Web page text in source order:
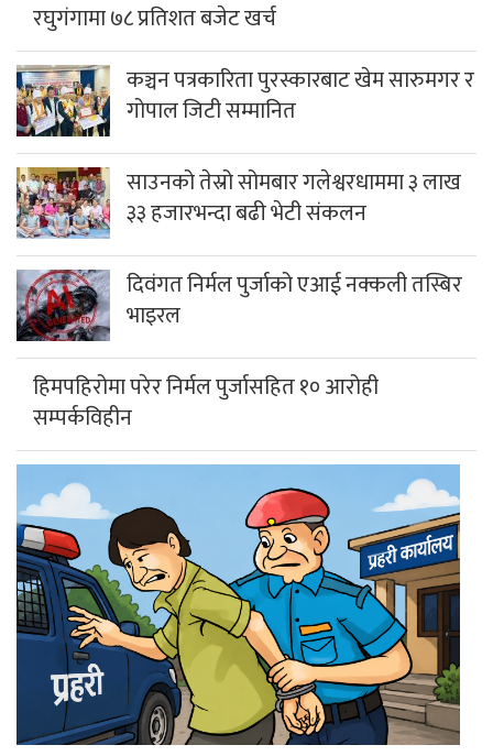
रघुगंगामा ७८ प्रतिशत बजेट खर्च
कञ्चन पत्रकारिता पुरस्कारबाट खेम सारुमगर र
गोपाल जिटी सम्मानित
साउनको तेस्रो सोमबार गलेश्वरधाममा ३ लाख
३३ हजारभन्दा बढी भेटी संकलन
दिवंगत निर्मल पुर्जाको एआई नक्कली तस्बिर
भाइरल
हिमपहिरोमा परेर निर्मल पुर्जासहित १० आरोही
सम्पर्कविहीन